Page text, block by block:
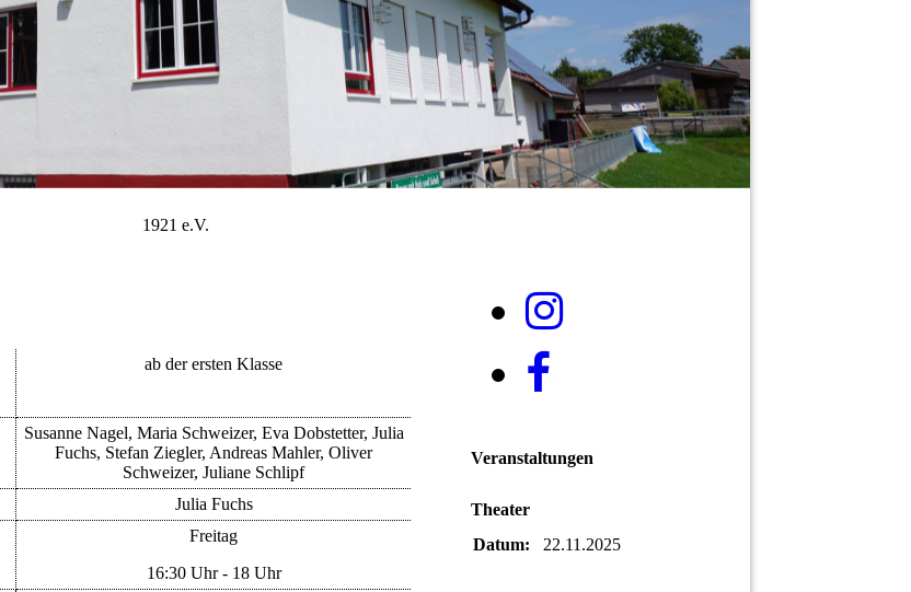
1921 e.V.
ab der ersten Klasse
Susanne Nagel, Maria Schweizer, Eva Dobstetter, Julia
Fuchs, Stefan Ziegler, Andreas Mahler, Oliver
Schweizer, Juliane Schlipf
Julia Fuchs
Freitag
16:30 Uhr - 18 Uhr
Veranstaltungen
Theater
Datum:
22.11.2025